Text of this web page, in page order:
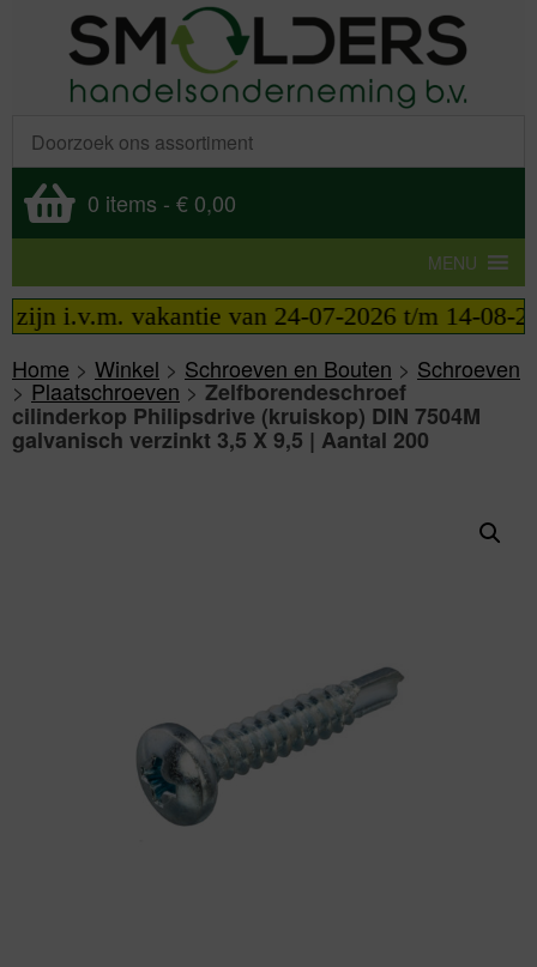
0 items - € 0,00
MENU
vakantie van 24-07-2026 t/m 14-08-
Home > Winkel > Schroeven en Bouten > Schroeven
>Plaatschroeven>Zelfborendeschroef
cilinderkop Philipsdrive (kruiskop) DIN 7504M
galvanisch verzinkt 3,5 X 9,5 | Aantal 200